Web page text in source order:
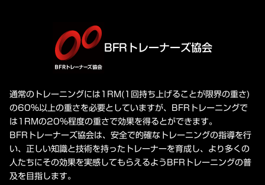
BFRトレーナーズ協会
通常のトレーニングには1RM(1回持ち上げることが限界の重さ)
の60%以上の重さを必要としていますが、BFRトレーニングで
は1RMの20%程度の重さで効果を得るとができます。
BFRトレーナーズ協会は、安全で的確なトレーニングの指導を行
い、正しい知識と技術を持ったトレーナーを育成し、より多くの
人たちにその効果を実感してもらえるようBFRトレーニングの普
及を目指します。